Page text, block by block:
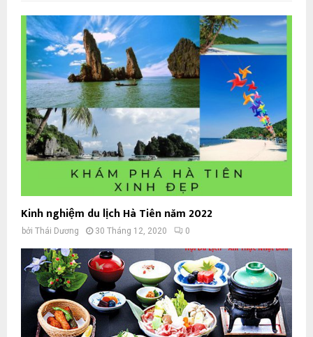
Kinh nghiệm du lịch Hà Tiên năm 2022
bởi Thái Dương 30 Tháng 12, 2020 0